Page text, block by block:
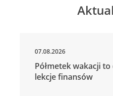
07.08.2026
Półmetek wakacji
lekcje finansów